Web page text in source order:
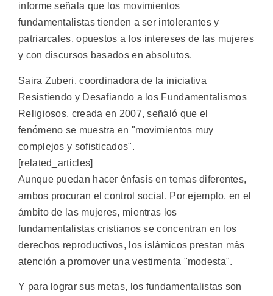
informe señala que los movimientos
fundamentalistas tienden a ser intolerantes y
patriarcales, opuestos a los intereses de las mujeres
y con discursos basados en absolutos.
Saira Zuberi, coordinadora de la iniciativa
Resistiendo y Desafiando a los Fundamentalismos
Religiosos, creada en 2007, señaló que el
fenómeno se muestra en "movimientos muy
complejos y sofisticados".
[related_articles]
Aunque puedan hacer énfasis en temas diferentes,
ambos procuran el control social. Por ejemplo, en el
ámbito de las mujeres, mientras los
fundamentalistas cristianos se concentran en los
derechos reproductivos, los islámicos prestan más
atención a promover una vestimenta "modesta".
Y para lograr sus metas, los fundamentalistas son